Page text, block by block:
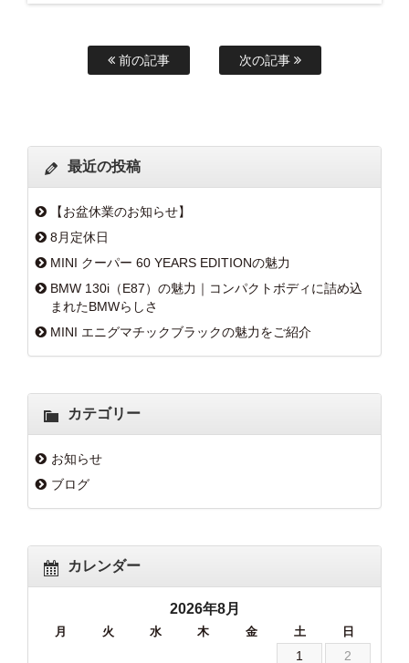
前の記事 次の記事
最近の投稿
【お盆休業のお知らせ】
8月定休日
MINI クーパー 60 YEARS EDITIONの魅力
BMW 130i（E87）の魅力｜コンパクトボディに詰め込
まれたBMWらしさ
MINI エニグマチックブラックの魅力をご紹介
カテゴリー
お知らせ
ブログ
カレンダー
2026年8月
月 火 水 木 金 土 日
1
2